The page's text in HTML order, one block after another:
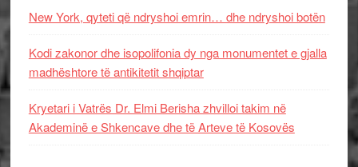
New York, qyteti që ndryshoi emrin… dhe ndryshoi botën
Kodi zakonor dhe isopolifonia dy nga monumentet e gjalla
madhështore të antikitetit shqiptar
Kryetari i Vatrës Dr. Elmi Berisha zhvilloi takim në
Akademinë e Shkencave dhe të Arteve të Kosovës